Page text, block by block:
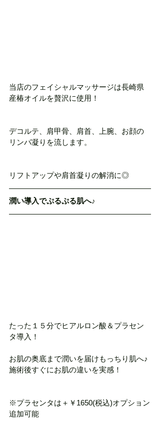
当店のフェイシャルマッサージは長崎県
産椿オイルを贅沢に使用！
デコルテ、肩甲骨、肩首、上腕、お顔の
リンパ凝りを流します。
リフトアップや肩首凝りの解消に◎
潤い導入でぷるぷる肌へ♪
たった１５分でヒアルロン酸＆プラセン
タ導入！
お肌の奥底まで潤いを届けもっちり肌へ♪
施術後すぐにお肌の違いを実感！
※プラセンタは＋￥1650(税込)オプション
追加可能